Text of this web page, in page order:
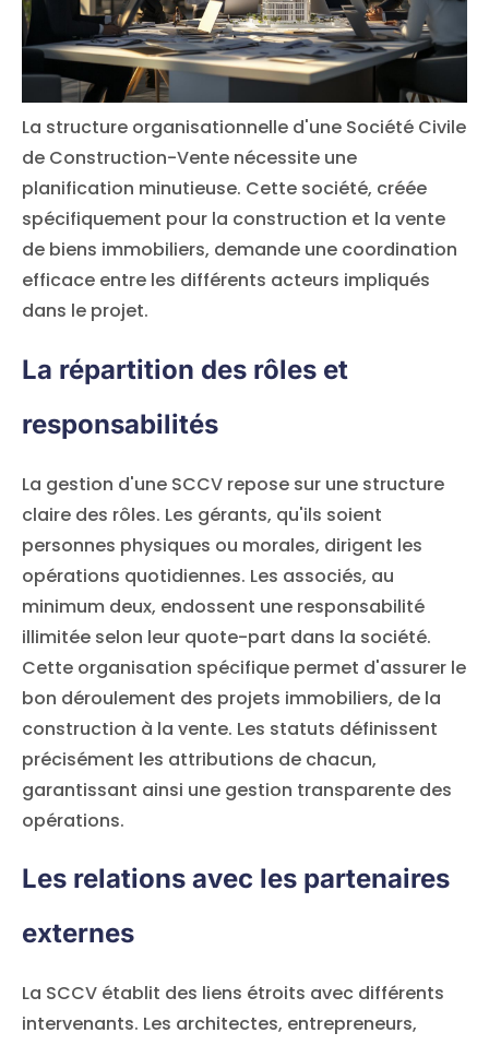
La structure organisationnelle d'une Société Civile
de Construction-Vente nécessite une
planification minutieuse. Cette société, créée
spécifiquement pour la construction et la vente
de biens immobiliers, demande une coordination
efficace entre les différents acteurs impliqués
dans le projet.
La répartition des rôles et
responsabilités
La gestion d'une SCCV repose sur une structure
claire des rôles. Les gérants, qu'ils soient
personnes physiques ou morales, dirigent les
opérations quotidiennes. Les associés, au
minimum deux, endossent une responsabilité
illimitée selon leur quote-part dans la société.
Cette organisation spécifique permet d'assurer le
bon déroulement des projets immobiliers, de la
construction à la vente. Les statuts définissent
précisément les attributions de chacun,
garantissant ainsi une gestion transparente des
opérations.
Les relations avec les partenaires
externes
La SCCV établit des liens étroits avec différents
intervenants. Les architectes, entrepreneurs,